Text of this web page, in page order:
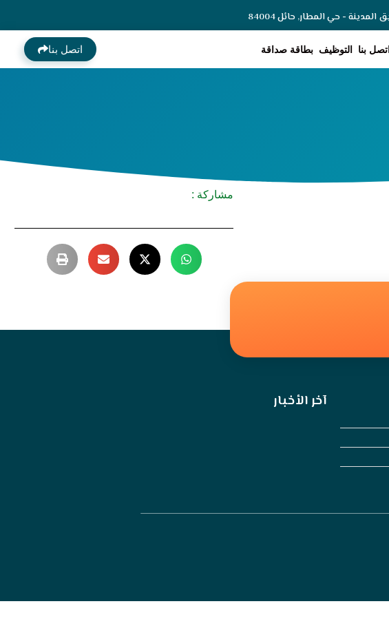
المدينة - حي المطار, حائل 84004
بنا التوظيف بطاقة صداقة اتصل بنا
مشاركة :
آخر الأخبار